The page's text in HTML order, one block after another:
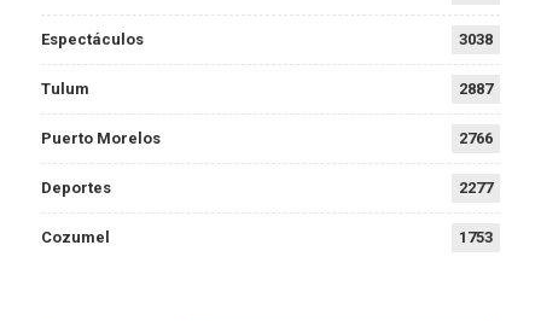
Espectáculos 3038
Tulum 2887
Puerto Morelos 2766
Deportes 2277
Cozumel 1753